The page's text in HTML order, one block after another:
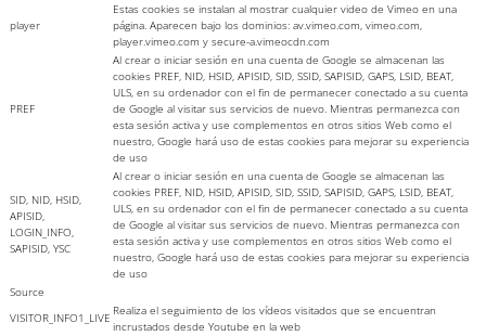
player
Estas cookies se instalan al mostrar cualquier video de Vimeo en una
página. Aparecen bajo los dominios: av.vimeo.com, vimeo.com,
player.vimeo.com y secure-a.vimeocdn.com
PREF
Al crear o iniciar sesión en una cuenta de Google se almacenan las
cookies PREF, NID, HSID, APISID, SID, SSID, SAPISID, GAPS, LSID, BEAT,
ULS, en su ordenador con el fin de permanecer conectado a su cuenta
de Google al visitar sus servicios de nuevo. Mientras permanezca con
esta sesión activa y use complementos en otros sitios Web como el
nuestro, Google hará uso de estas cookies para mejorar su experiencia
de uso
SID, NID, HSID,
APISID,
LOGIN_INFO,
SAPISID, YSC
Al crear o iniciar sesión en una cuenta de Google se almacenan las
cookies PREF, NID, HSID, APISID, SID, SSID, SAPISID, GAPS, LSID, BEAT,
ULS, en su ordenador con el fin de permanecer conectado a su cuenta
de Google al visitar sus servicios de nuevo. Mientras permanezca con
esta sesión activa y use complementos en otros sitios Web como el
nuestro, Google hará uso de estas cookies para mejorar su experiencia
de uso
Source
VISITOR_INFO1_LIVE Realiza el seguimiento de los vídeos visitados que se encuentran
incrustados desde Youtube en la web